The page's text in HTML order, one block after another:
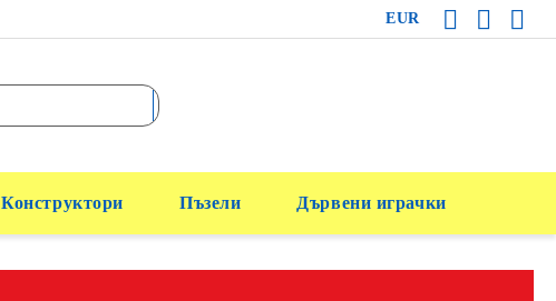
EUR
Конструктори Пъзели Дървени играчки